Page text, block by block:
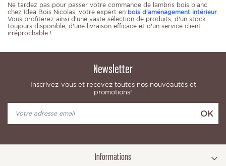
Ne tardez pas pour passer votre commande de lambris bois blanc
chez Idea Bois Nicolas, votre expert en bois d'aménagement intérieur
Vous profiterez ainsi d'une vaste sélection de produits, d'un stock
toujours disponible, d'une livraison efficace et d'un service client
irréprochable !
Newsletter
Inscrivez-vous et recevez toutes nos nouveautés et
promotions!
OK
Informations